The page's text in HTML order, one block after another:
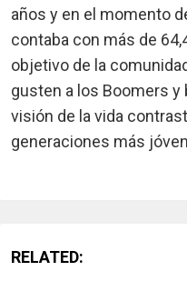
años y en el momento
contaba con más de
objetivo de la
gusten a los Boomers y
visión de la vida
generaciones más
RELATED: